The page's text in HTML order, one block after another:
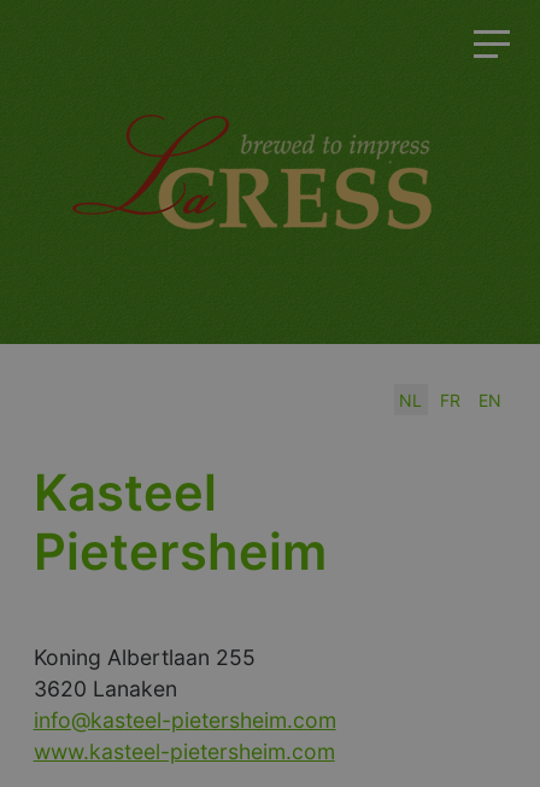
NL FR EN
Kasteel
Pietersheim
Koning Albertlaan 255
3620 Lanaken
info@kasteel-pietersheim.com
www.kasteel-pietersheim.com